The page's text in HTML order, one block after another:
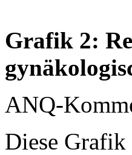
Grafik 2:
ANQ-
Diese